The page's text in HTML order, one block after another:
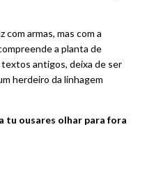
armas, mas com a
a planta de
antigos, deixa de ser
herdeiro da linhagem
tu ousares olhar para fora